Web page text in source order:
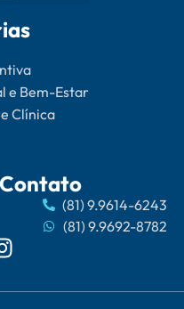
e Bem-Estar
Clínica
(81) 9.9614-6243
(81) 9.9692-8782